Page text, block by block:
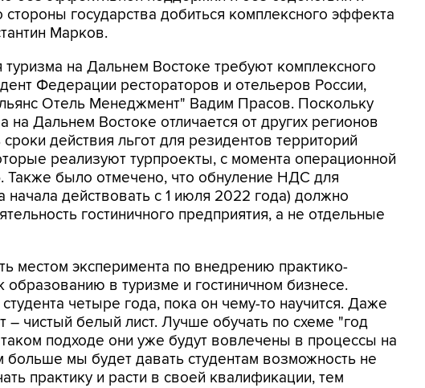
стороны государства добиться комплексного эффекта
Марков.
на Дальнем Востоке требуют комплексного
Федерации рестораторов и отельеров России,
Отель Менеджмент" Вадим Прасов. Поскольку
на Дальнем Востоке отличается от других регионов
действия льгот для резидентов территорий
реализуют турпроекты, с момента операционной
Также было отмечено, что обнуление НДС для
начала действовать с 1 июля 2022 года) должно
гостиничного предприятия, а не отдельные
местом эксперимента по внедрению практико-
образованию в туризме и гостиничном бизнесе.
четыре года, пока он чему-то научится. Даже
– чистый белый лист. Лучше обучать по схеме "год
подходе они уже будут вовлечены в процессы на
больше мы будет давать студентам возможность не
практику и расти в своей квалификации, тем